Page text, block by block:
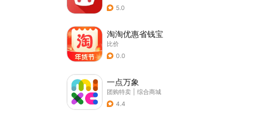
5.0
淘淘优惠省钱宝
比价
0.0
一点万象
团购特卖
综合商城
4.4